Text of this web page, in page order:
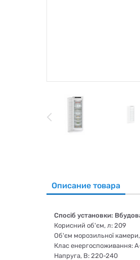
Описание товара
Спосіб установки:
Корисний об'єм, л: 209
Об'єм морозильної
Клас енергоспоживання:
Напруга, В: 220-240